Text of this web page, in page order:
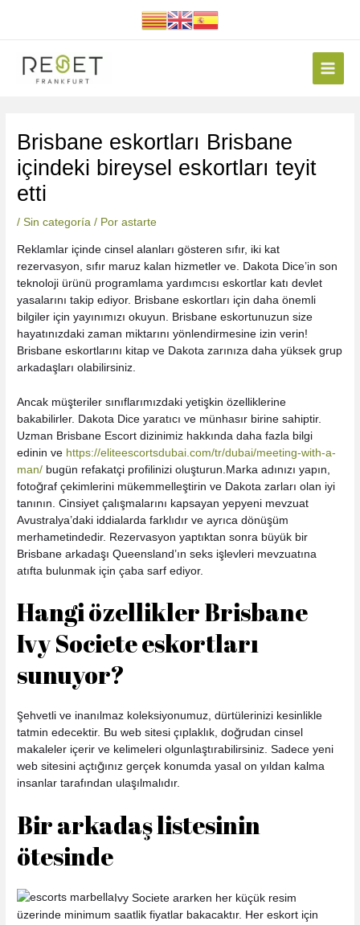
Main
Menu
Brisbane eskortları Brisbane
içindeki bireysel eskortları teyit
etti
/Sin categoría / Porastarte
Reklamlar içinde cinsel alanları gösteren sıfır, iki kat
rezervasyon, sıfır maruz kalan hizmetler ve. Dakota Dice’in son
teknoloji ürünü programlama yardımcısı eskortlar katı devlet
yasalarını takip ediyor. Brisbane eskortları için daha önemli
bilgiler için yayınımızı okuyun. Brisbane eskortunuzun size
hayatınızdaki zaman miktarını yönlendirmesine izin verin!
Brisbane eskortlarını kitap ve Dakota zarınıza daha yüksek grup
arkadaşları olabilirsiniz.
Ancak müşteriler sınıflarımızdaki yetişkin özelliklerine
bakabilirler. Dakota Dice yaratıcı ve münhasır birine sahiptir.
Uzman Brisbane Escort dizinimiz hakkında daha fazla bilgi
edinin ve https://eliteescortsdubai.com/tr/dubai/meeting-with-a-
man/ bugün refakatçi profilinizi oluşturun.Marka adınızı yapın,
fotoğraf çekimlerini mükemmelleştirin ve Dakota zarları olan iyi
tanının. Cinsiyet çalışmalarını kapsayan yepyeni mevzuat
Avustralya’daki iddialarda farklıdır ve ayrıca dönüşüm
merhametindedir. Rezervasyon yaptıktan sonra büyük bir
Brisbane arkadaşı Queensland’ın seks işlevleri mevzuatına
atıfta bulunmak için çaba sarf ediyor.
Hangi özellikler Brisbane
Ivy Societe eskortları
sunuyor?
Şehvetli ve inanılmaz koleksiyonumuz, dürtülerinizi kesinlikle
tatmin edecektir. Bu web sitesi çıplaklık, doğrudan cinsel
makaleler içerir ve kelimeleri olgunlaştırabilirsiniz. Sadece yeni
web sitesini açtığınız gerçek konumda yasal on yıldan kalma
insanlar tarafından ulaşılmalıdır.
Bir arkadaş listesinin
ötesinde
Ivy Societe ararken her küçük resim
üzerinde minimum saatlik fiyatlar bakacaktır. Her eskort için
de